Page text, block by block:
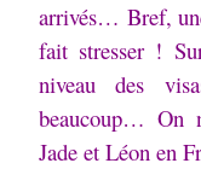
arrivés…Bref,
fait stresser !
niveau des
beaucoup…On
Jade et Léon en